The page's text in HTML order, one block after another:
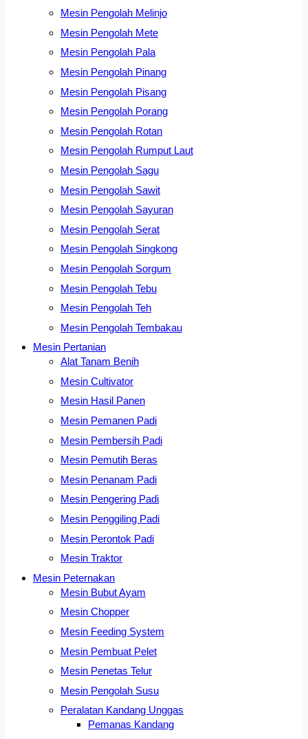
Mesin Pengolah Melinjo
Mesin Pengolah Mete
Mesin Pengolah Pala
Mesin Pengolah Pinang
Mesin Pengolah Pisang
Mesin Pengolah Porang
Mesin Pengolah Rotan
Mesin Pengolah Rumput Laut
Mesin Pengolah Sagu
Mesin Pengolah Sawit
Mesin Pengolah Sayuran
Mesin Pengolah Serat
Mesin Pengolah Singkong
Mesin Pengolah Sorgum
Mesin Pengolah Tebu
Mesin Pengolah Teh
Mesin Pengolah Tembakau
Mesin Pertanian
Alat Tanam Benih
Mesin Cultivator
Mesin Hasil Panen
Mesin Pemanen Padi
Mesin Pembersih Padi
Mesin Pemutih Beras
Mesin Penanam Padi
Mesin Pengering Padi
Mesin Penggiling Padi
Mesin Perontok Padi
Mesin Traktor
Mesin Peternakan
Mesin Bubut Ayam
Mesin Chopper
Mesin Feeding System
Mesin Pembuat Pelet
Mesin Penetas Telur
Mesin Pengolah Susu
Peralatan Kandang Unggas
Pemanas Kandang